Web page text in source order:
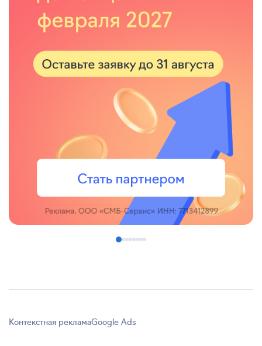
Контекстная рекламаGoogle Ads